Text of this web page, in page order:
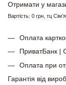
Отримати у
Вартість: 0 грн, тц
Оплата
ПриватБанк |
Оплата при
Гарантія від